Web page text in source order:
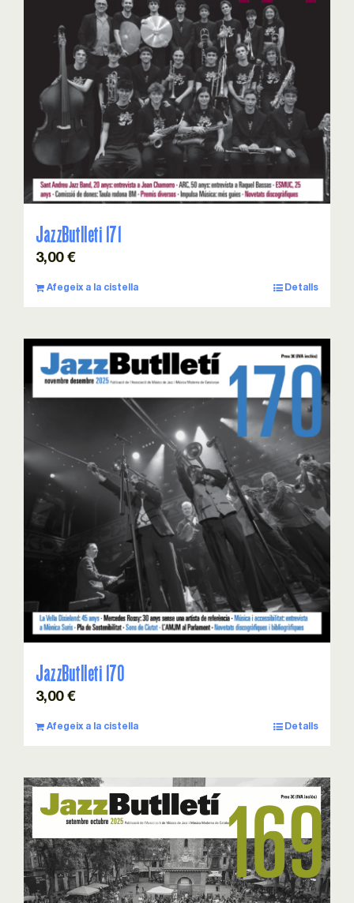
Esdeveniments
Col·laboracions
Sostenibilitat
Associa’t!
Contacte
JazzButlleti 171
3,00 €
Afegeix a la cistella Detalls
JazzButlleti 170
3,00 €
Afegeix a la cistella Detalls